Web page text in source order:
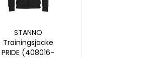
STANNO
Trainingsjacke
PRIDE (408016-